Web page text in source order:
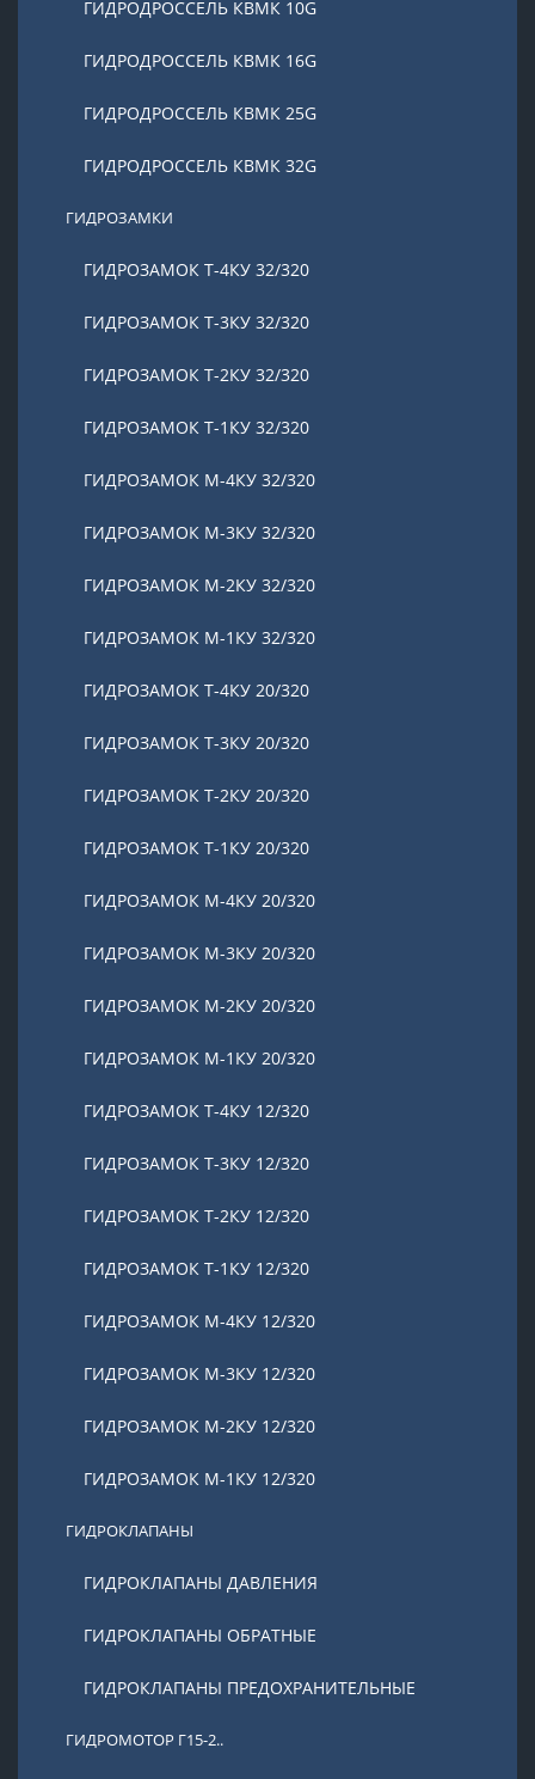
ГИДРОДРОССЕЛЬ КВМК 10G
ГИДРОДРОССЕЛЬ КВМК 16G
ГИДРОДРОССЕЛЬ КВМК 25G
ГИДРОДРОССЕЛЬ КВМК 32G
ГИДРОЗАМКИ
ГИДРОЗАМОК Т-4КУ 32/320
ГИДРОЗАМОК Т-3КУ 32/320
ГИДРОЗАМОК Т-2КУ 32/320
ГИДРОЗАМОК Т-1КУ 32/320
ГИДРОЗАМОК М-4КУ 32/320
ГИДРОЗАМОК М-3КУ 32/320
ГИДРОЗАМОК М-2КУ 32/320
ГИДРОЗАМОК М-1КУ 32/320
ГИДРОЗАМОК Т-4КУ 20/320
ГИДРОЗАМОК Т-3КУ 20/320
ГИДРОЗАМОК Т-2КУ 20/320
ГИДРОЗАМОК Т-1КУ 20/320
ГИДРОЗАМОК М-4КУ 20/320
ГИДРОЗАМОК М-3КУ 20/320
ГИДРОЗАМОК М-2КУ 20/320
ГИДРОЗАМОК М-1КУ 20/320
ГИДРОЗАМОК Т-4КУ 12/320
ГИДРОЗАМОК Т-3КУ 12/320
ГИДРОЗАМОК Т-2КУ 12/320
ГИДРОЗАМОК Т-1КУ 12/320
ГИДРОЗАМОК М-4КУ 12/320
ГИДРОЗАМОК М-3КУ 12/320
ГИДРОЗАМОК М-2КУ 12/320
ГИДРОЗАМОК М-1КУ 12/320
ГИДРОКЛАПАНЫ
ГИДРОКЛАПАНЫ ДАВЛЕНИЯ
ГИДРОКЛАПАНЫ ОБРАТНЫЕ
ГИДРОКЛАПАНЫ ПРЕДОХРАНИТЕЛЬНЫЕ
ГИДРОМОТОР Г15-2..